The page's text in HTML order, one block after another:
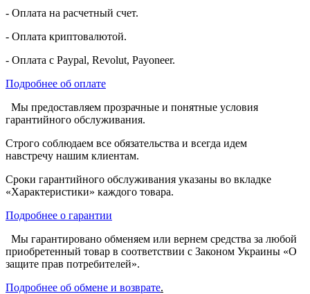
- Оплата на расчетный счет.
- Оплата криптовалютой.
- Оплата с Paypal, Revolut, Payoneer.
Подробнее об оплате
Мы предоставляем прозрачные и понятные условия
гарантийного обслуживания.
Строго соблюдаем все обязательства и всегда идем
навстречу нашим клиентам.
Сроки гарантийного обслуживания указаны во вкладке
«Характеристики» каждого товара.
Подробнее о гарантии
Мы гарантировано обменяем или вернем средства за любой
приобретенный товар в соответствии с Законом Украины «О
защите прав потребителей».
Подробнее об обмене и возврате.